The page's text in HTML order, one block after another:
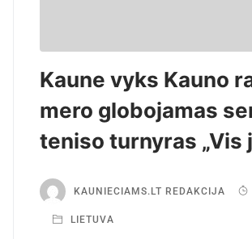
Kaune vyks Kauno
mero globojamas
teniso turnyras „Vis
KAUNIECIAMS.LT REDAKCIJA
LIETUVA